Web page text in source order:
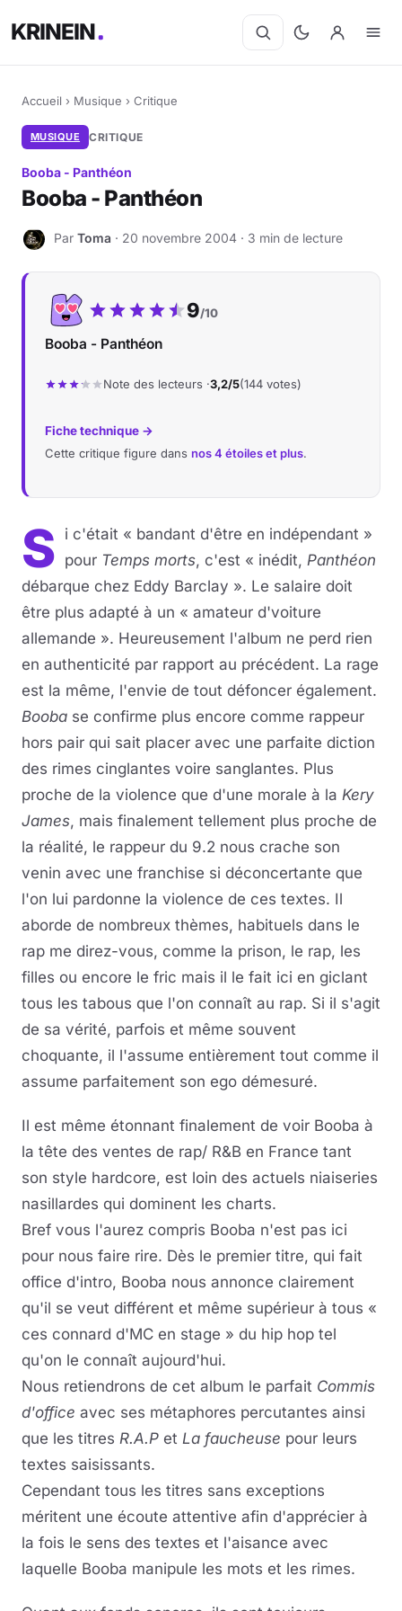
KRINEIN
Accueil › Musique › Critique
MUSIQUE CRITIQUE
Booba - Panthéon
Booba - Panthéon
T Par Toma · 20 novembre 2004 · 3 min de lecture
Notre note :
9/10
Booba - Panthéon
Note des lecteurs ·3,2/5(144 votes)
Fiche technique →
Cette critique figure dans nos 4 étoiles et plus.
S i c'était « bandant d'être en indépendant »
pour Temps morts, c'est « inédit, Panthéon
débarque chez Eddy Barclay ». Le salaire doit
être plus adapté à un « amateur d'voiture
allemande ». Heureusement l'album ne perd rien
en authenticité par rapport au précédent. La rage
est la même, l'envie de tout défoncer également.
Booba se confirme plus encore comme rappeur
hors pair qui sait placer avec une parfaite diction
des rimes cinglantes voire sanglantes. Plus
proche de la violence que d'une morale à la Kery
James, mais finalement tellement plus proche de
la réalité, le rappeur du 9.2 nous crache son
venin avec une franchise si déconcertante que
l'on lui pardonne la violence de ces textes. Il
aborde de nombreux thèmes, habituels dans le
rap me direz-vous, comme la prison, le rap, les
filles ou encore le fric mais il le fait ici en giclant
tous les tabous que l'on connaît au rap. Si il s'agit
de sa vérité, parfois et même souvent
choquante, il l'assume entièrement tout comme il
assume parfaitement son ego démesuré.
Il est même étonnant finalement de voir Booba à
la tête des ventes de rap/ R&B en France tant
son style hardcore, est loin des actuels niaiseries
nasillardes qui dominent les charts.
Bref vous l'aurez compris Booba n'est pas ici
pour nous faire rire. Dès le premier titre, qui fait
office d'intro, Booba nous annonce clairement
qu'il se veut différent et même supérieur à tous «
ces connard d'MC en stage » du hip hop tel
qu'on le connaît aujourd'hui.
Nous retiendrons de cet album le parfait Commis
d'office avec ses métaphores percutantes ainsi
que les titres R.A.P et La faucheuse pour leurs
textes saisissants.
Cependant tous les titres sans exceptions
méritent une écoute attentive afin d'apprécier à
la fois le sens des textes et l'aisance avec
laquelle Booba manipule les mots et les rimes.